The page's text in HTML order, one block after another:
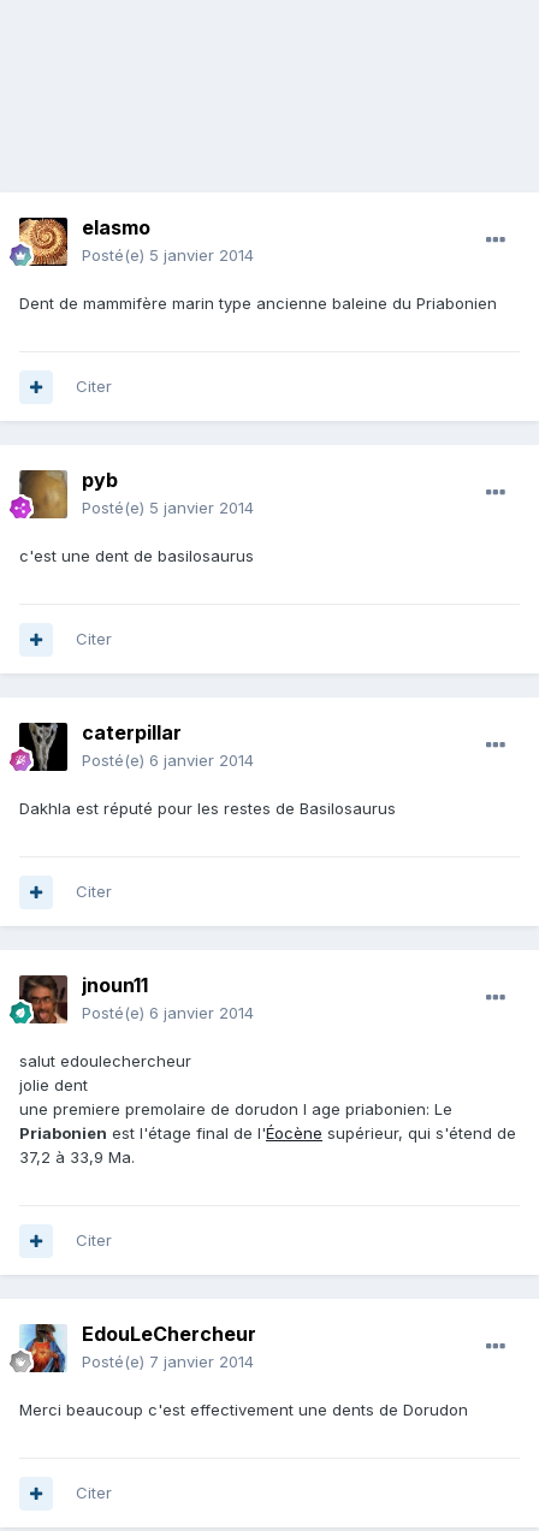
elasmo
Posté(e) 5 janvier 2014
Dent de mammifère marin type ancienne baleine du Priabonien
Citer
pyb
Posté(e) 5 janvier 2014
c'est une dent de basilosaurus
Citer
caterpillar
Posté(e) 6 janvier 2014
Dakhla est réputé pour les restes de Basilosaurus
Citer
jnoun11
Posté(e) 6 janvier 2014
salut edoulechercheur
jolie dent
une premiere premolaire de dorudon l age priabonien: Le
Priabonien est l'étage final de l'Éocène supérieur, qui s'étend de
37,2 à 33,9 Ma.
Citer
EdouLeChercheur
Posté(e) 7 janvier 2014
Merci beaucoup c'est effectivement une dents de Dorudon
Citer